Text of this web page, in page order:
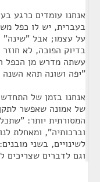
אנחנו עומדים כרגע
בעברית, יש לו כפל
על עצמו; אבל "שינה"
בדיוק הפוכה, לא
עשתה מדרש מן הכפל
"יפה ושונה תהא
אנחנו בזמן של
של אמונה שאפשר
המסורתית יותר:
וברכותיה", ומאחלת
לשינויים, בשני
וגם לדברים שצריכים